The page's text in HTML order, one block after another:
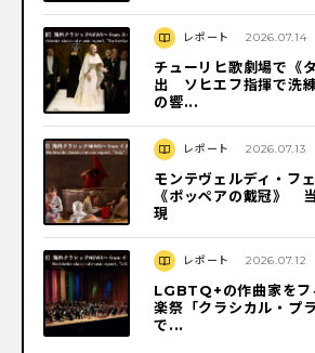
レポート 2026.07.14
チューリヒ歌劇場で《
出 ソヒエフ指揮で洗
の響...
レポート 2026.07.13
モンテヴェルディ・フ
《ポッペアの戴冠》
現
レポート 2026.07.12
LGBTQ+の作曲家をフ
楽祭「クラシカル・プ
で...